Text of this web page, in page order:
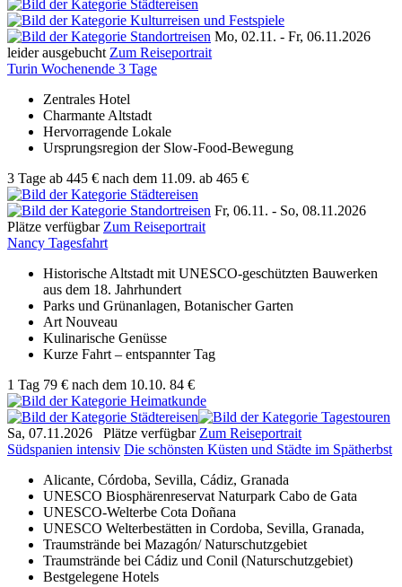
Mo, 02.11. - Fr, 06.11.2026
leider ausgebucht Zum Reiseportrait
Turin Wochenende 3 Tage
Zentrales Hotel
Charmante Altstadt
Hervorragende Lokale
Ursprungsregion der Slow-Food-Bewegung
3 Tage ab 445 € nach dem 11.09. ab 465 €
Fr, 06.11. - So, 08.11.2026
Plätze verfügbar Zum Reiseportrait
Nancy Tagesfahrt
Historische Altstadt mit UNESCO-geschützten Bauwerken
aus dem 18. Jahrhundert
Parks und Grünanlagen, Botanischer Garten
Art Nouveau
Kulinarische Genüsse
Kurze Fahrt – entspannter Tag
1 Tag 79 € nach dem 10.10. 84 €
Sa, 07.11.2026 Plätze verfügbar Zum Reiseportrait
Südspanien intensiv Die schönsten Küsten und Städte im Spätherbst
Alicante, Córdoba, Sevilla, Cádiz, Granada
UNESCO Biosphärenreservat Naturpark Cabo de Gata
UNESCO-Welterbe Cota Doñana
UNESCO Welterbestätten in Cordoba, Sevilla, Granada,
Traumstrände bei Mazagón/ Naturschutzgebiet
Traumstrände bei Cádiz und Conil (Naturschutzgebiet)
Bestgelegene Hotels